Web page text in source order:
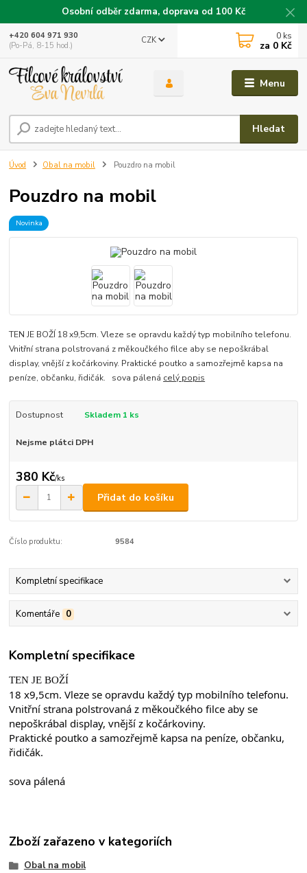
Osobní odběr zdarma, doprava od 100 Kč
Menu
CZK
Hledat
+420 604 971 930
(Po-Pá, 8-15 hod.)
0 ks
za 0 Kč
Úvod Obal na mobil Pouzdro na mobil
Pouzdro na mobil
Novinka
TEN JE BOŽÍ 18 x9,5cm. Vleze se opravdu každý typ mobilního telefonu.
Vnitřní strana polstrovaná z měkoučkého filce aby se nepoškrábal
display, vnější z kočárkoviny. Praktické poutko a samozřejmě kapsa na
peníze, občanku, řidičák. sova pálená celý popis
Dostupnost Skladem 1 ks
Nejsme plátci DPH
380 Kč/ks
Přidat do košíku
Číslo produktu: 9584
Kompletní specifikace
Komentáře 0
Kompletní specifikace
TEN JE BOŽÍ
18 x9,5cm. Vleze se opravdu každý typ mobilního telefonu.
Vnitřní strana polstrovaná z měkoučkého filce aby se
nepoškrábal display, vnější z kočárkoviny.
Praktické poutko a samozřejmě kapsa na peníze, občanku,
řidičák.
sova pálená
Zboží zařazeno v kategoriích
Obal na mobil